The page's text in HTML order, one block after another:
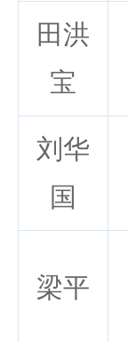
田洪
宝
刘华
国
梁平